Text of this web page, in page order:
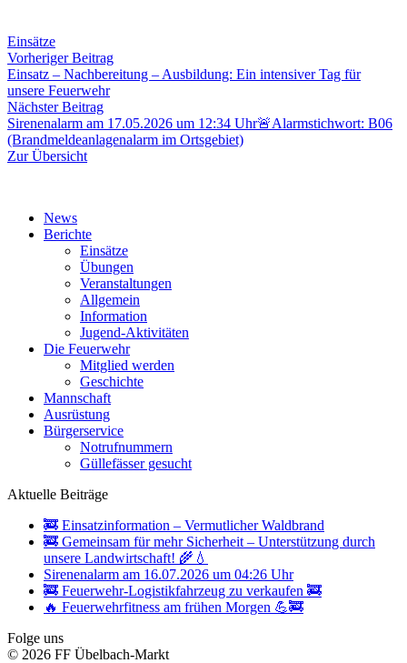
Einsätze
Beitragsnavigation
Vorheriger BeitragVorheriger
Beitrag:
Einsatz – Nachbereitung – Ausbildung: Ein intensiver Tag für
unsere Feuerwehr
Nächster BeitragNächster
Beitrag:
Sirenenalarm am 17.05.2026 um 12:34 Uhr🚨Alarmstichwort: B06
(Brandmeldeanlagenalarm im Ortsgebiet)
Zur Übersicht
News
Berichte
Einsätze
Übungen
Veranstaltungen
Allgemein
Information
Jugend-Aktivitäten
Die Feuerwehr
Mitglied werden
Geschichte
Mannschaft
Ausrüstung
Bürgerservice
Notrufnummern
Güllefässer gesucht
Aktuelle Beiträge
🚒 Einsatzinformation – Vermutlicher Waldbrand
🚒 Gemeinsam für mehr Sicherheit – Unterstützung durch
unsere Landwirtschaft! 🌾💧
Sirenenalarm am 16.07.2026 um 04:26 Uhr
🚒 Feuerwehr-Logistikfahrzeug zu verkaufen 🚒
🔥 Feuerwehrfitness am frühen Morgen 💪🚒
Folge uns
© 2026 FF Übelbach-Markt